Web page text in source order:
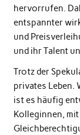
hervorrufen.
entspannter
und
und ihr Talent
Trotz der
privates Leben.
ist es häufig
Kolleginnen,